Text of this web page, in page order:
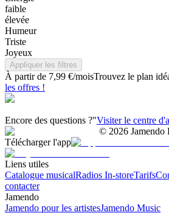
faible
élevée
Humeur
Triste
Joyeux
Appliquer les filtres
À partir de 7,99 €/moisTrouvez le plan
les offres !
Encore des questions ?"Visiter le centre
© 2026 Jamendo
Télécharger l'app
Liens utiles
Catalogue musicalRadios In-storeTarifs
contacter
Jamendo
Jamendo pour les artistesJamendo Music